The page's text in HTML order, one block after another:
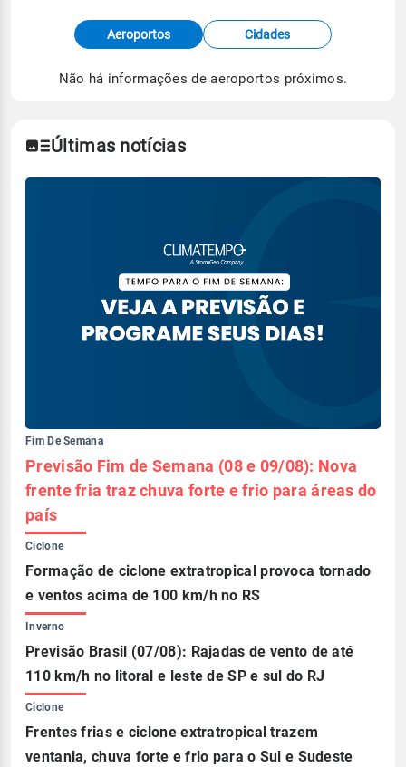
Fonte: dados combinados de estações
meteorológicas e satélite do Centro de Previsão
de Tempo e Estudos Climáticos (CPTEC).
Aeroportos Cidades
Não há informações de aeroportos próximos.
Últimas notícias
Fim De Semana
Previsão Fim de Semana (08 e 09/08): Nova
frente fria traz chuva forte e frio para áreas do
país
Ciclone
Formação de ciclone extratropical provoca tornado
e ventos acima de 100 km/h no RS
Inverno
Previsão Brasil (07/08): Rajadas de vento de até
110 km/h no litoral e leste de SP e sul do RJ
Ciclone
Frentes frias e ciclone extratropical trazem
ventania, chuva forte e frio para o Sul e Sudeste